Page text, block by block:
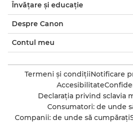
Învăţare şi educaţie
Despre Canon
Contul meu
Termeni şi condiţiiNotificare
Accesibilitate
Declaraţia privind sclavia
Consumatori: de unde
Companii: de unde să cumpăraţi